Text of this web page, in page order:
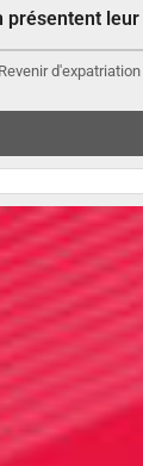
présentent
d'expatriation